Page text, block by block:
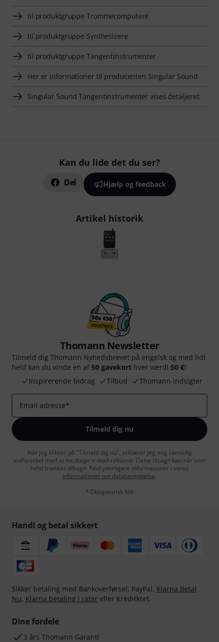
til produktgruppe Trommecomputere
til produktgruppe Synthesizere
til produktgruppe Tangentinstrumenter
Her er informationer til producenten Singular Sound
Singular Sound Tangentinstrumenter vises detaljeret
Kan du lide det du ser?
Del Hjælp og feedback
Artikel historik
Thomann Newsletter
Tilmeld dig Thomann Nyhedsbrevet på engelsk og med lidt
held kan du vinde en af 50 gavekort hver værdi 50 €!
Inspirerende bidrag
Tilbud Thomann-indsigter
Email adresse*
Tilmeld dig nu
Når jeg klikker på "Tilmeld dig nu", erklærer jeg mig samtidig
indforstået med at modtage e-mail-reklame. Dette tilsagn kan når som
helst trækkes tilbage. Find yderligere informationer i vores
informationer om databeskyttelse.
* Obligatorisk felt
Handl og betal sikkert
Sikker betaling med Bankoverførsel, PayPal, Klarna Betal
Nu, Klarna betaling i rater eller Kreditkort.
Dine fordele
3 års Thomann Garanti